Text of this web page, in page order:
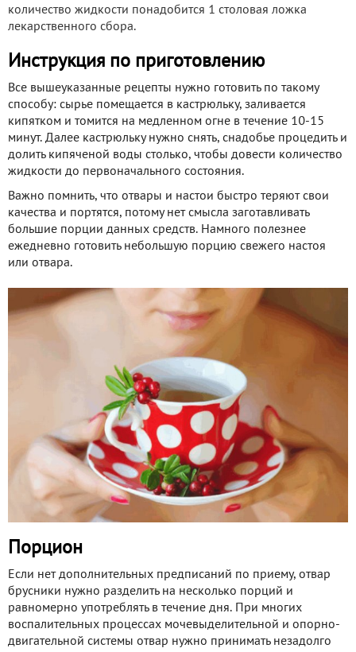
количество жидкости понадобится 1 столовая ложка
лекарственного сбора.
Инструкция по приготовлению
Все вышеуказанные рецепты нужно готовить по такому
способу: сырье помещается в кастрюльку, заливается
кипятком и томится на медленном огне в течение 10-15
минут. Далее кастрюльку нужно снять, снадобье процедить и
долить кипяченой воды столько, чтобы довести количество
жидкости до первоначального состояния.
Важно помнить, что отвары и настои быстро теряют свои
качества и портятся, потому нет смысла заготавливать
большие порции данных средств. Намного полезнее
ежедневно готовить небольшую порцию свежего настоя
или отвара.
Порцион
Если нет дополнительных предписаний по приему, отвар
брусники нужно разделить на несколько порций и
равномерно употреблять в течение дня. При многих
воспалительных процессах мочевыделительной и опорно-
двигательной системы отвар нужно принимать незадолго